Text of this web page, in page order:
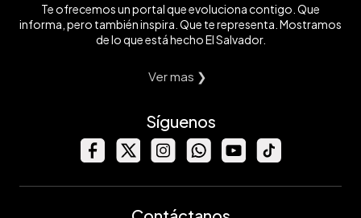
Te ofrecemos un portal que evoluciona contigo. Que
informa, pero también inspira. Que te representa. Mostramos
de lo que está hecho El Salvador.
Ver mas ❯
Síguenos